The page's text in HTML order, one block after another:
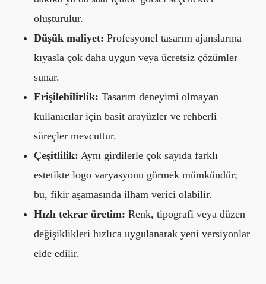
oluşturulur.
Düşük maliyet: Profesyonel tasarım ajanslarına
kıyasla çok daha uygun veya ücretsiz çözümler
sunar.
Erişilebilirlik: Tasarım deneyimi olmayan
kullanıcılar için basit arayüzler ve rehberli
süreçler mevcuttur.
Çeşitlilik: Aynı girdilerle çok sayıda farklı
estetikte logo varyasyonu görmek mümkündür;
bu, fikir aşamasında ilham verici olabilir.
Hızlı tekrar üretim: Renk, tipografi veya düzen
değişiklikleri hızlıca uygulanarak yeni versiyonlar
elde edilir.